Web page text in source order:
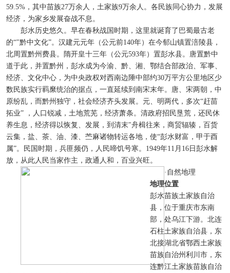
59.5%，其中苗族27万余人，土家族9万余人。各民族同心协力，发展
经济，为家乡发展奋战不息。
彭水历史悠久。早在春秋战国时期，这里就诞育了巴蜀最古老
的“"黔中文化”。汉建元元年（公元前140年）在今郁山镇置涪陵县，
北周置黔州费县。隋开皇十三年（公元593年）置彭水县。唐置黔中
道于此，并置黔州，彭水成为今渝、黔、湘、鄂结合部政治、军事、
经济、文化中心，为中央政权对西南边陲中部约30万平方公里地区少
数民族实行羁縻统治的据点，一直延续到南宋末年。唐、宋两朝，中
原纷乱，而黔州独守，社会经济齐头发展。元、明两代，多次“赶苗
拓业” ，人口锐减，土地荒芜，经济萧条。清政府招民垦荒，还民休
养生息，经济得以恢复、发展，到清末"舟楫往来，商贸辐辏，百货
云集，盐、茶、油、漆、苎麻诸物转运各地，使“彭水财富，甲于酉
属”。民国时期，兵匪频仍，人民啼饥号寒。1949年11月16日彭水解
放，从此人民当家作主，政通人和，百业兴旺。
·自然地理
地理位置
彭水苗族土家族自治
县，位于重庆市东南
部，处乌江下游。北连
石柱土家族自治县，东
北接湖北省鄂西土家族
苗族自治州利川市，东
连黔江土家族苗族自治